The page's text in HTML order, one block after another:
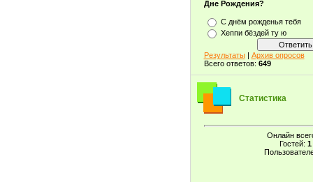
Дне Рождения?
С днём рожденья тебя
Хеппи бёздей ту ю
Результаты| Архив опросов
Всего ответов: 649
Статистика
Онлайн
Гостей: 1